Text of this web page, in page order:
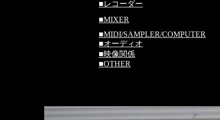
■レコーダー
■MIXER
■MIDI/SAMPLER/COMPUTER
■オーディオ
■映像関係
■OTHER